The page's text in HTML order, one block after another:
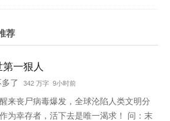
荐
第一狠人
多了 342 万字 9小时前
来丧尸病毒爆发，全球沦陷人类文明分
为幸存者，活下去是唯一渴求！ 问：末